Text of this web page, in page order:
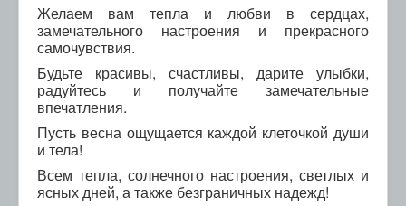
Желаем вам тепла и любви в сердцах,
замечательного настроения и прекрасного
самочувствия.
Будьте красивы, счастливы, дарите улыбки,
радуйтесь и получайте замечательные
впечатления.
Пусть весна ощущается каждой клеточкой души
и тела!
Всем тепла, солнечного настроения, светлых и
ясных дней, а также безграничных надежд!